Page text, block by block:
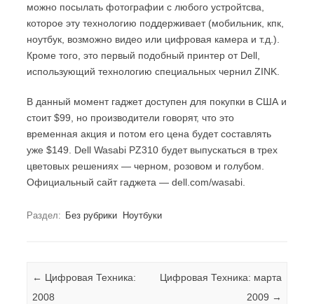
можно посылать фотографии с любого устройтсва,
которое эту технологию поддерживает (мобильник, кпк,
ноутбук, возможно видео или цифровая камера и т.д.).
Кроме того, это первый подобный принтер от Dell,
использующий технологию специальных чернил ZINK.
В данный момент гаджет доступен для покупки в США и
стоит $99, но производители говорят, что это
временная акция и потом его цена будет составлять
уже $149. Dell Wasabi PZ310 будет выпускаться в трех
цветовых решениях — черном, розовом и голубом.
Официальный сайт гаджета — dell.com/wasabi.
Раздел: Без рубрики Ноутбуки
Навигация по записям
← Цифровая Техника:
2008
Цифровая Техника: марта
2009 →